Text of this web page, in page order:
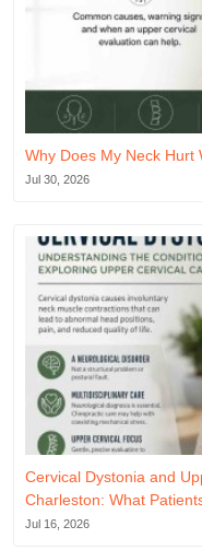
Why Does My Neck Hurt
Jul 30, 2026
Cervical Dystonia and
Charleston: What
Jul 16, 2026